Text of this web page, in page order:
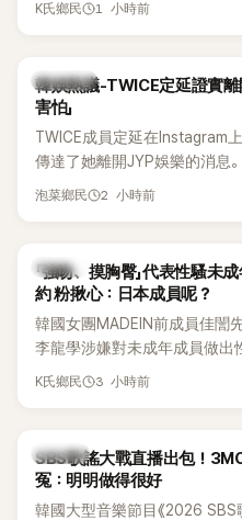
K氏鄉民 1 小時前
熱議討論
韓娛熱議-TWICE定延證實離
害怕」
TWICE成員定延在Instagram
傳達了她離開JYP娛樂的消息
的感謝，並展望了未來的發展。
泡菜鄉民 2 小時前
K-POP
「強吻、摸胸臀」代表性騷未
約 粉揪心：日本成員呢？
韓國女團MADEIN前成員佳誾
李龍學涉嫌對未成年成員做出
展！法院日前判決另外2名
K氏鄉民 3 小時前
K-POP
SBS歌謠大戰直播出包！
冤：明明做得很好
韓國大型音樂節目《2026 SBS